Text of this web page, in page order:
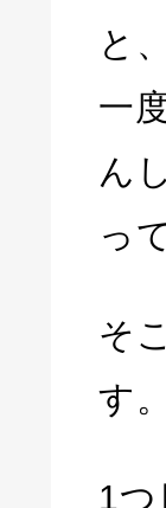
と
一
ん
っ
そ
す。
1